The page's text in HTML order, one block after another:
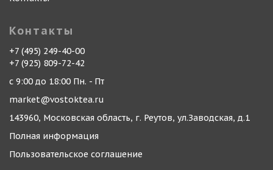
Контакты
+7 (495) 249-40-00
+7 (925) 809-72-42
с 9:00 до 18:00 Пн. - Пт
market@vostoktea.ru
143960, Московская область, г. Реутов, ул.Заводская, д.1
Полная информация
Пользовательское соглашение